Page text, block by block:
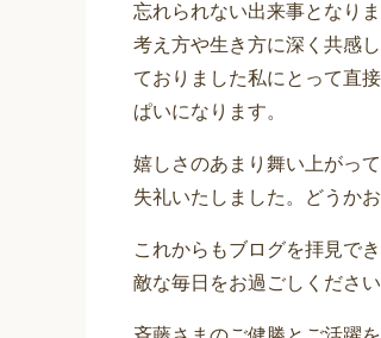
忘れられない出来事となりま
考え方や生き方に深く共感
ておりました私にとって直
ぱいになります。
嬉しさのあまり舞い上がっ
失礼いたしました。どうか
これからもブログを拝見で
敵な毎日をお過ごしください